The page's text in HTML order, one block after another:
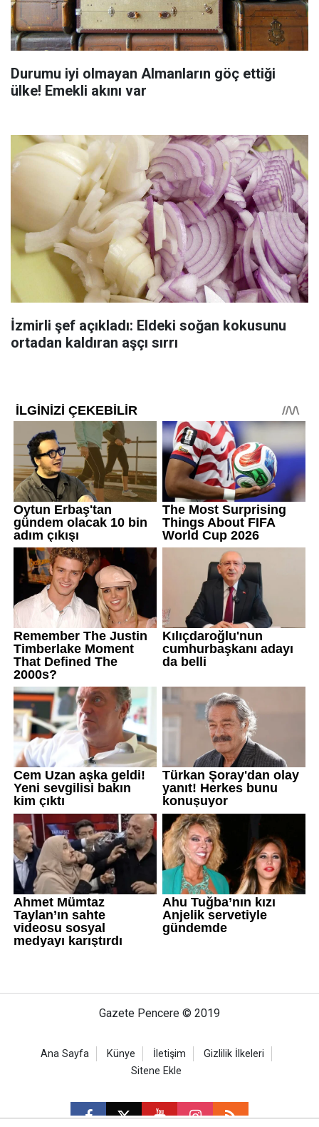
Durumu iyi olmayan Almanların göç ettiği
ülke! Emekli akını var
İzmirli şef açıkladı: Eldeki soğan kokusunu
ortadan kaldıran aşçı sırrı
Gazete Pencere © 2019
Ana Sayfa Künye İletişim
Gizlilik İlkeleri
Sitene Ekle